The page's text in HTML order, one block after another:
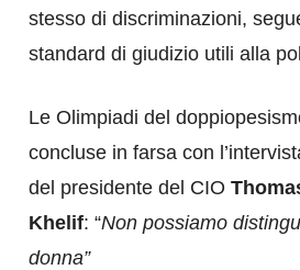
stesso di discriminazioni,
standard di giudizio utili alla
Le Olimpiadi del
concluse in farsa con
del presidente del CIO
Khelif: “Non possiamo
donna”